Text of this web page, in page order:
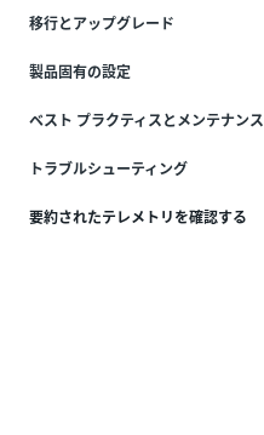
移行とアップグレード
製品固有の設定
ベスト プラクティスとメンテナンス
トラブルシューティング
要約されたテレメトリを確認する